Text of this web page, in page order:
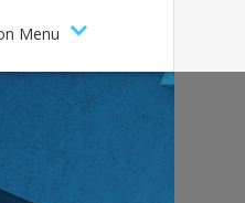
Menu